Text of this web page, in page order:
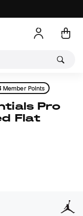
Member Points
Flat